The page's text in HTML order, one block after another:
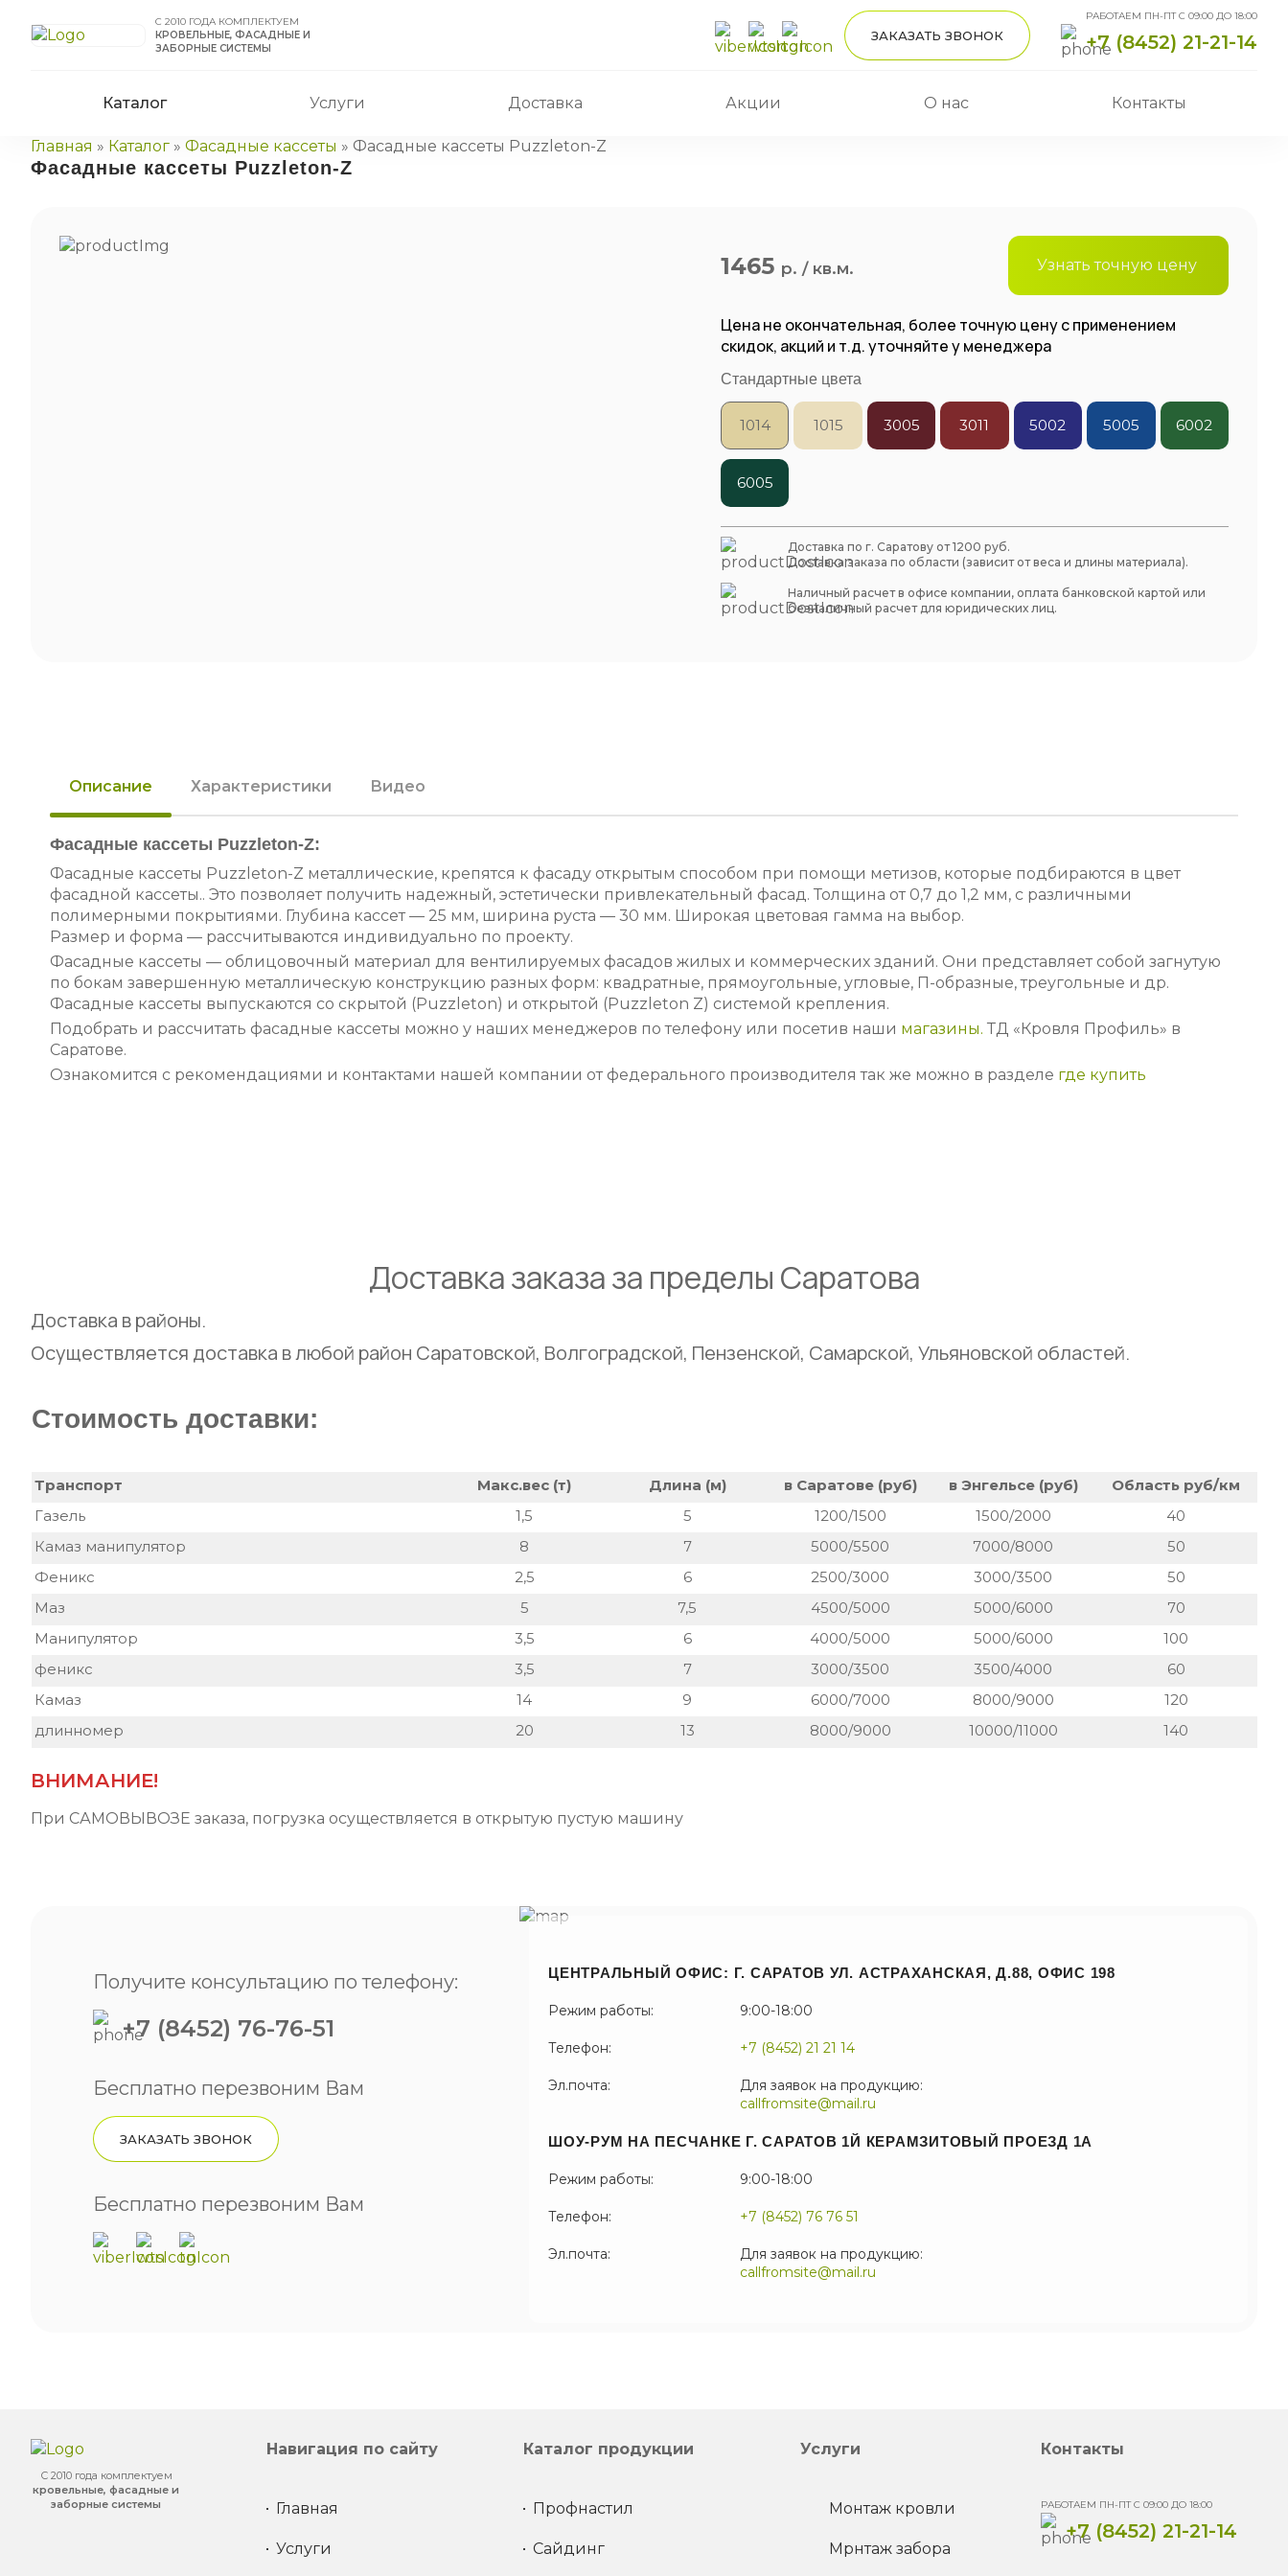
С 2010 ГОДА КОМПЛЕКТУЕМ
КРОВЕЛЬНЫЕ, ФАСАДНЫЕ И
ЗАБОРНЫЕ СИСТЕМЫ
ЗАКАЗАТЬ ЗВОНОК
РАБОТАЕМ ПН-ПТ С 09:00 ДО 18:00
+7 (8452) 21-21-14
Каталог Услуги Доставка Акции О нас Контакты
Главная » Каталог » Фасадные кассеты » Фасадные кассеты Puzzleton-Z
Фасадные кассеты Puzzleton-Z
1465 р. / кв.м. Узнать точную цену
Цена не окончательная, более точную цену с применением
скидок, акций и т.д. уточняйте у менеджера
Стандартные цвета
1014 1015 3005 3011 5002 5005 6002
6005
Доставка по г. Саратову от 1200 руб.
Доставка заказа по области (зависит от веса и длины материала).
Наличный расчет в офисе компании, оплата банковской картой или
безналичный расчет для юридических лиц.
Описание Характеристики Видео
Фасадные кассеты Puzzleton-Z:
Фасадные кассеты Puzzleton-Z металлические, крепятся к фасаду открытым способом при помощи метизов, которые подбираются в цвет
фасадной кассеты.. Это позволяет получить надежный, эстетически привлекательный фасад. Толщина от 0,7 до 1,2 мм, с различными
полимерными покрытиями. Глубина кассет — 25 мм, ширина руста — 30 мм. Широкая цветовая гамма на выбор.
Размер и форма — рассчитываются индивидуально по проекту.
Фасадные кассеты — облицовочный материал для вентилируемых фасадов жилых и коммерческих зданий. Они представляет собой загнутую
по бокам завершенную металлическую конструкцию разных форм: квадратные, прямоугольные, угловые, П-образные, треугольные и др.
Фасадные кассеты выпускаются со скрытой (Puzzleton) и открытой (Puzzleton Z) системой крепления.
Подобрать и рассчитать фасадные кассеты можно у наших менеджеров по телефону или посетив наши магазины. ТД «Кровля Профиль» в
Саратове.
Ознакомится с рекомендациями и контактами нашей компании от федерального производителя так же можно в разделе где купить
Доставка заказа за пределы Саратова
Доставка в районы.
Осуществляется доставка в любой район Саратовской, Волгоградской, Пензенской, Самарской, Ульяновской областей.
Стоимость доставки:
Транспорт Макс.вес (т) Длина (м) в Саратове (руб) в Энгельсе (руб)
Область руб/км
Газель
1,5 5 1200/1500 1500/2000
40
Камаз манипулятор
8 7 5000/5500 7000/8000
50
Феникс
2,5 6 2500/3000 3000/3500
50
Маз
5 7,5 4500/5000 5000/6000
70
Манипулятор
3,5 6 4000/5000 5000/6000
100
феникс
3,5 7 3000/3500 3500/4000
60
Камаз
14 9 6000/7000 8000/9000
120
длинномер
20 13 8000/9000 10000/11000 140
ВНИМАНИЕ!
При САМОВЫВОЗЕ заказа, погрузка осуществляется в открытую пустую машину
Получите консультацию по телефону:
+7 (8452) 76-76-51
Бесплатно перезвоним Вам
ЗАКАЗАТЬ ЗВОНОК
Бесплатно перезвоним Вам
ЦЕНТРАЛЬНЫЙ ОФИС: Г. САРАТОВ УЛ. АСТРАХАНСКАЯ, Д.88, ОФИС 198
Режим работы: 9:00-18:00
Телефон: +7 (8452) 21 21 14
Эл.почта:
Для заявок на продукцию:
callfromsite@mail.ru
ШОУ-РУМ НА ПЕСЧАНКЕ Г. САРАТОВ 1Й КЕРАМЗИТОВЫЙ ПРОЕЗД 1А
Режим работы: 9:00-18:00
Телефон: +7 (8452) 76 76 51
Эл.почта:
Для заявок на продукцию:
callfromsite@mail.ru
С 2010 года комплектуем
кровельные, фасадные и
заборные системы
Навигация по сайту
Главная
Услуги
Каталог продукции
Профнастил
Сайдинг
Услуги
Монтаж кровли
Мрнтаж забора
Контакты
РАБОТАЕМ ПН-ПТ С 09:00 ДО 18:00
+7 (8452) 21-21-14